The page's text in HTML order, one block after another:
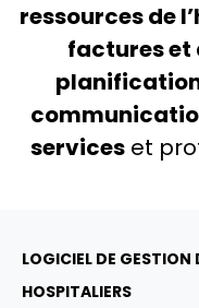
ressources de
factures et
services et
LOGICIEL DE GESTION
HOSPITALIERS